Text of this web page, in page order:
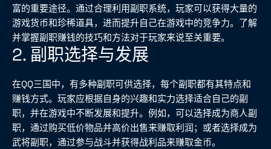
富的重要途径。通过合理利用副职系统，玩家可以获得大量的
游戏货币和珍稀道具，进而提升自己在游戏中的竞争力。了解
并掌握副职赚钱的技巧和方法对于玩家来说至关重要。
2. 副职选择与发展
在QQ三国中，有多种副职可供选择，每个副职都有其特点和
赚钱方式。玩家应根据自身的兴趣和实力选择适合自己的副
职，并在游戏中不断发展和提升。例如，可以选择成为商人副
职，通过购买低价物品并高价出售来赚取利润；或者选择成为
武将副职，通过参与战斗并获得战利品来赚取金币。